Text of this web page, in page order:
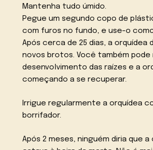
Mantenha tudo úmido.
Pegue um segundo copo de
com furos no fundo, e use-o
Após cerca de 25 dias, a orquídea
novos brotos. Você também
desenvolvimento das raízes e a
começando a se recuperar.
Irrigue regularmente a orquídea
borrifador.
Após 2 meses, ninguém diria que a